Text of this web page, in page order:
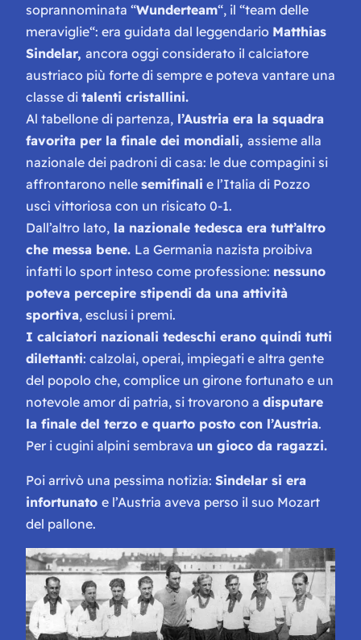
soprannominata “Wunderteam“, il “team delle
meraviglie“: era guidata dal leggendario Matthias
Sindelar, ancora oggi considerato il calciatore
austriaco più forte di sempre e poteva vantare una
classe di talenti cristallini.
Al tabellone di partenza, l’Austria era la squadra
favorita per la finale dei mondiali, assieme alla
nazionale dei padroni di casa: le due compagini si
affrontarono nelle semifinali e l’Italia di Pozzo
uscì vittoriosa con un risicato 0-1.
Dall’altro lato, la nazionale tedesca era tutt’altro
che messa bene. La Germania nazista proibiva
infatti lo sport inteso come professione: nessuno
poteva percepire stipendi da una attività
sportiva, esclusi i premi.
I calciatori nazionali tedeschi erano quindi tutti
dilettanti: calzolai, operai, impiegati e altra gente
del popolo che, complice un girone fortunato e un
notevole amor di patria, si trovarono a disputare
la finale del terzo e quarto posto con l’Austria.
Per i cugini alpini sembrava un gioco da ragazzi.
Poi arrivò una pessima notizia: Sindelar si era
infortunato e l’Austria aveva perso il suo Mozart
del pallone.